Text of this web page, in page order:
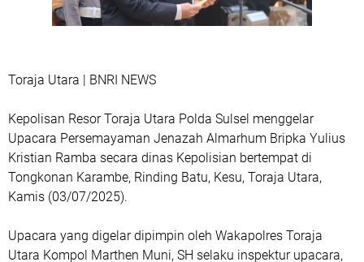
Toraja Utara | BNRI NEWS
Kepolisan Resor Toraja Utara Polda Sulsel menggelar
Upacara Persemayaman Jenazah Almarhum Bripka Yulius
Kristian Ramba secara dinas Kepolisian bertempat di
Tongkonan Karambe, Rinding Batu, Kesu, Toraja Utara,
Kamis (03/07/2025).
Upacara yang digelar dipimpin oleh Wakapolres Toraja
Utara Kompol Marthen Muni, SH selaku inspektur upacara,